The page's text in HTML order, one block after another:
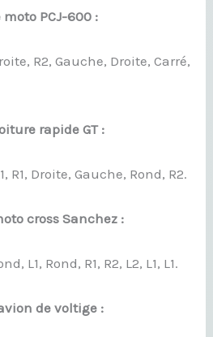
PCJ-600 :
R2, Gauche, Droite, Carré,
rapide GT :
R1, Droite, Gauche, Rond, R2.
cross Sanchez :
L1, Rond, R1, R2, L2, L1, L1.
de voltige :